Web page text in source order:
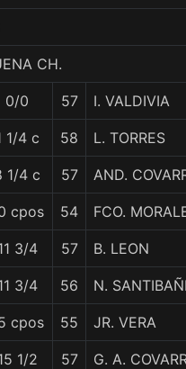
CH.
0/0 57 I. VALDIVIA
1/4 c 58 L. TORRES
1/4 c 57 AND.
cpos 54 FCO.
3/4 57 B. LEON
3/4 56 N.
cpos 55 JR. VERA
1/2 57 G. A.